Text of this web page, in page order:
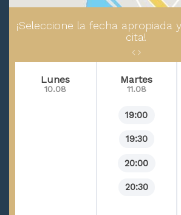
¡Seleccione la fecha apropiada
cita!
Lunes
10.08
Martes
11.08
19:00
19:30
20:00
20:30